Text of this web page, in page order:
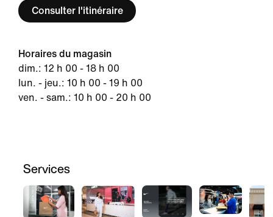
Consulter l'itinéraire
Horaires du magasin
dim.: 12 h 00 - 18 h 00
lun. - jeu.: 10 h 00 - 19 h 00
ven. - sam.: 10 h 00 - 20 h 00
Services